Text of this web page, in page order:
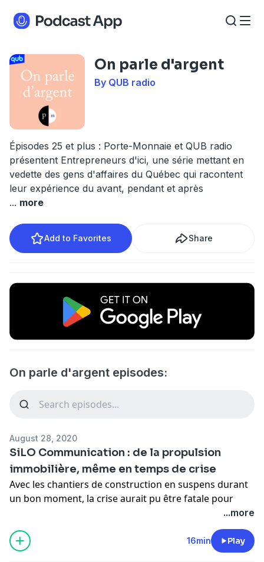
On parle d'argent
By QUB radio
Épisodes 25 et plus : Porte-Monnaie et QUB radio
présentent Entrepreneurs d'ici, une série mettant en
vedette des gens d'affaires du Québec qui racontent
leur expérience du avant, pendant et après
... more
Add to Favorites Share
On parle d'argent episodes:
August 28, 2020
SiLO Communication : de la propulsion
immobilière, même en temps de crise
Avec les chantiers de construction en suspens durant
un bon moment, la crise aurait pu être fatale pour
l'entreprise SiLO Communication, qui se spécialise en
propulsion immobilière. Par chance, elle a lancé, peu
de temps avant le début de la pandémie, un tout
nouveau système de prévisualisation 3D.
...more
16min Play